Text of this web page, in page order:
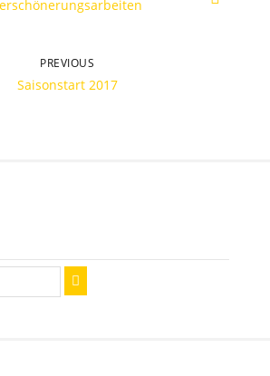
PREVIOUS
Saisonstart 2017